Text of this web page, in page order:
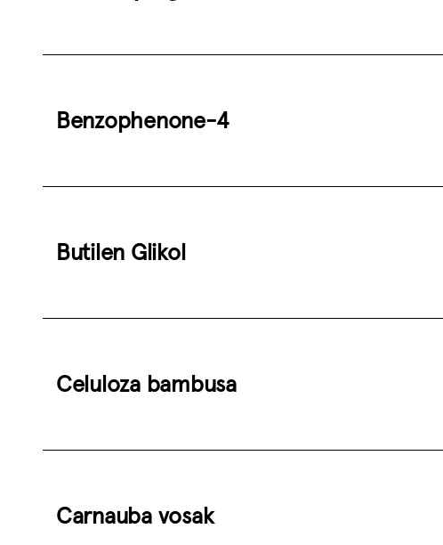
Benzophenone-4
Butilen Glikol
Celuloza bambusa
Carnauba vosak